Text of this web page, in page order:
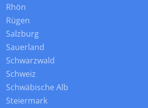
Rhön
Rügen
Salzburg
Sauerland
Schwarzwald
Schweiz
Schwäbische Alb
Steiermark